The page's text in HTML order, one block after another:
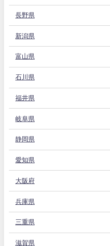
長野県
新潟県
富山県
石川県
福井県
岐阜県
静岡県
愛知県
大阪府
兵庫県
三重県
滋賀県